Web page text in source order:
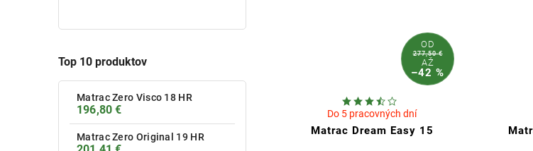
Top 10 produktov
Matrac Zero Visco 18 HR
196,80 €
Matrac Zero Original 19 HR
OD
277,50 €
AŽ
–42 %
Matrac Dream Easy 15
Do 5 pracovných dní